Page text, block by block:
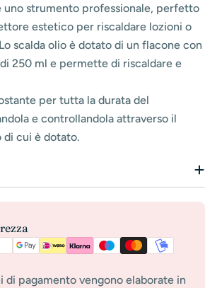
uno strumento professionale, perfetto
estetico per riscaldare lozioni o
scalda olio è dotato di un flacone con
250 ml e permette di riscaldare e
per tutta la durata del
e controllandola attraverso il
cui è dotato.
di pagamento vengono elaborate in